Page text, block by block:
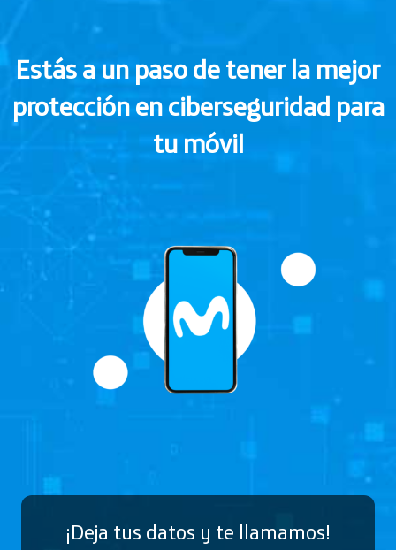
Estás a un paso de tener la mejor
protección en ciberseguridad para
tu móvil
¡Deja tus datos y te llamamos!